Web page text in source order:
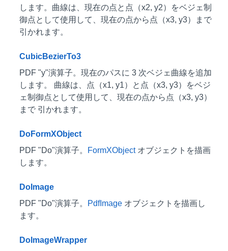
します。曲線は、現在の点と点（x2, y2）をベジェ制
御点として使用して、現在の点から点（x3, y3）まで
引かれます。
CubicBezierTo3
PDF "y"演算子。現在のパスに 3 次ベジェ曲線を追加
します。 曲線は、点（x1, y1）と点（x3, y3）をベジ
ェ制御点として使用して、現在の点から点（x3, y3）
まで 引かれます。
DoFormXObject
PDF "Do"演算子。
FormXObjectオブジェクトを描画
します。
DoImage
PDF "Do"演算子。
PdfImage オブジェクトを描画し
ます。
DoImageWrapper